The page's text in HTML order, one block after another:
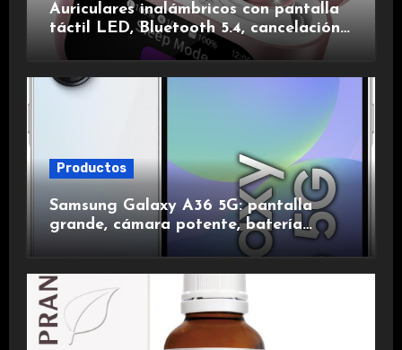
Auriculares inalámbricos con pantalla
táctil LED, Bluetooth 5.4, cancelación
de ruido, impermeables y de larga
duración.
Productos
Samsung Galaxy A36 5G: pantalla
grande, cámara potente, batería
duradera y carga rápida para una